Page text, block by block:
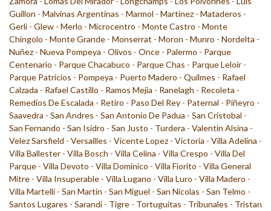
Guillon - Malvinas Argentinas - Marmol - Martinez - Mataderos -
Gerli - Glew - Merlo - Microcentro - Monte Castro - Monte
Chingolo - Monte Grande - Monserrat - Moron - Munro - Nordelta -
Nuñez - Nueva Pompeya - Olivos - Once - Palermo - Parque
Centenario - Parque Chacabuco - Parque Chas - Parque Leloir -
Parque Patricios - Pompeya - Puerto Madero - Quilmes - Rafael
Calzada - Rafael Castillo - Ramos Mejia - Ranelagh - Recoleta -
Remedios De Escalada - Retiro - Paso Del Rey - Paternal - Piñeyro -
Saavedra - San Andres - San Antonio De Padua - San Cristobal -
San Fernando - San Isidro - San Justo - Turdera - Valentin Alsina -
Velez Sarsfield - Versailles - Vicente Lopez - Victoria - Villa Adelina -
Villa Ballester - Villa Bosch - Villa Celina - Villa Crespo - Villa Del
Parque - Villa Devoto - Villa Dominico - Villa Fiorito - Villa General
Mitre - Villa Insuperable - Villa Lugano - Villa Luro - Villa Madero -
Villa Martelli - San Martin - San Miguel - San Nicolas - San Telmo -
Santos Lugares - Sarandi - Tigre - Tortuguitas - Tribunales - Tristan